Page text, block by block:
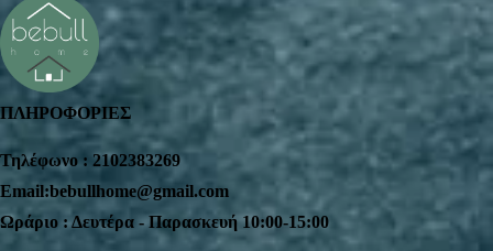
ΠΛΗΡΟΦΟΡΙΕΣ
Τηλέφωνο : 2102383269
Email:bebullhome@gmail.com
Ωράριο : Δευτέρα - Παρασκευή 10:00-15:00